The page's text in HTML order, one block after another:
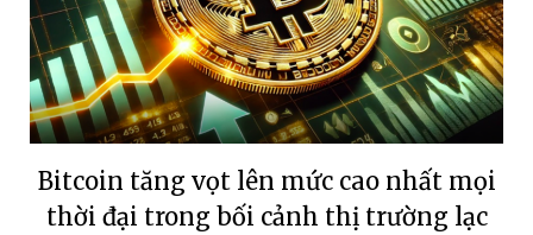
Bitcoin tăng vọt lên mức cao nhất mọi
thời đại trong bối cảnh thị trường lạc